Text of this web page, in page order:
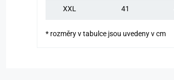
XXL 41
* rozměry v tabulce jsou uvedeny v cm